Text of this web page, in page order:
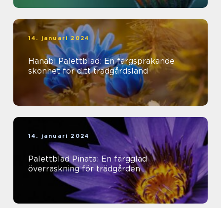
14. januari 2024
Hanabi Palettblad: En färgsprakande
skönhet för ditt trädgårdsland
14. januari 2024
Palettblad Pinata: En färgglad
överraskning för trädgården